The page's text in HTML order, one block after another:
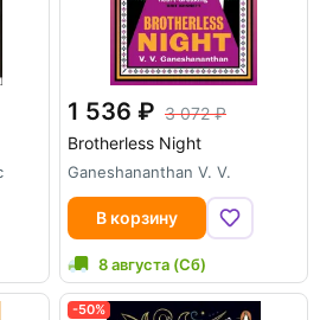
1 536
3 072
Brotherless Night
Ganeshananthan V. V.
В корзину
8 августа (Сб)
-50%